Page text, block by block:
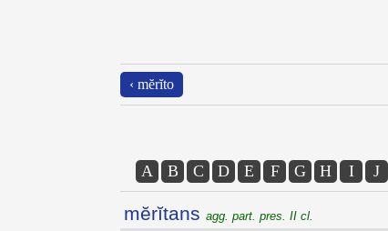
‹ mĕrĭto
A B C D E F G H I J
mĕrĭtans agg. part. pres. II cl.